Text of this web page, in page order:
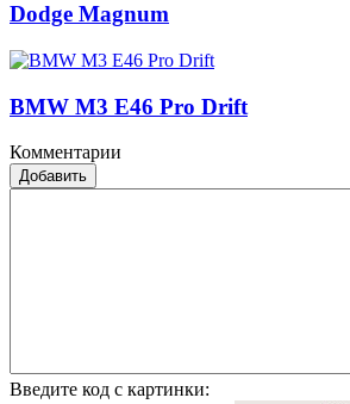
Dodge Magnum
BMW M3 E46 Pro Drift
Комментарии
Добавить
Введите код с картинки: